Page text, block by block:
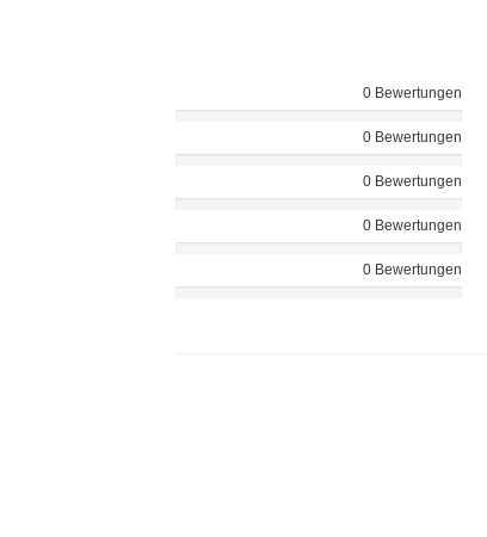
0 Bewertungen
0 Bewertungen
0 Bewertungen
0 Bewertungen
0 Bewertungen